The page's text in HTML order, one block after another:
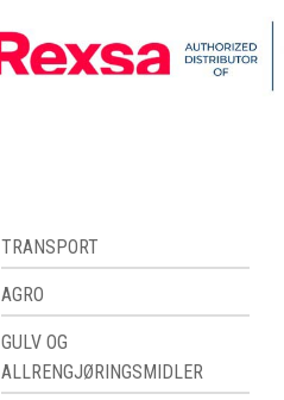
TRANSPORT
AGRO
GULV OG
ALLRENGJØRINGSMIDLER